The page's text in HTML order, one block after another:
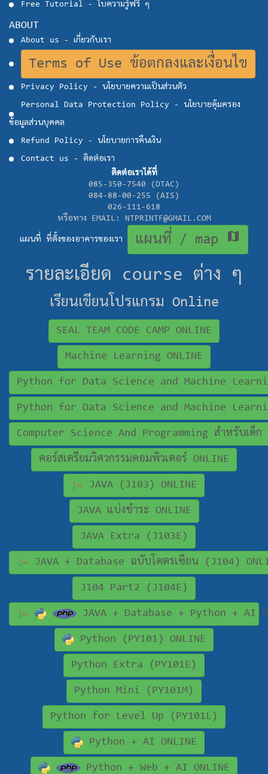
Free Tutorial - ใบความรู้ฟรี ๆ
ABOUT
About us - เกี่ยวกับเรา
Terms of Use ข้อตกลงและเงื่อนไข
Privacy Policy - นโยบายความเป็นส่วนตัว
Personal Data Protection Policy - นโยบายคุ้มครอง
ข้อมูลส่วนบุคคล
Refund Policy - นโยบายการคืนเงิน
Contact us - ติดต่อเรา
ติดต่อเราได้ที่
085-350-7540 (DTAC)
084-88-00-255 (AIS)
026-111-618
หรือทาง EMAIL: NTPRINTF@GMAIL.COM
แผนที่ ที่ตั้งของอาคารของเรา แผนที่ / map map
รายละเอียด course ต่าง ๆ
เรียนเขียนโปรแกรม Online
SEAL TEAM CODE CAMP ONLINE
Machine Learning ONLINE
Python for Data Science and Machine
Python for Data Science and Machine
Computer Science And Programming สำหรับเด็ก
คอร์สเตรียมวิศวกรรมคอมพิวเตอร์ ONLINE
JAVA (J103) ONLINE
JAVA แบ่งชำระ ONLINE
JAVA Extra (J103E)
JAVA + Database ฉบับโคตรเซียน (J104)
J104 Part2 (J104E)
JAVA + Database + Python + AI
Python (PY101) ONLINE
Python Extra (PY101E)
Python Mini (PY101M)
Python for Level Up (PY101L)
Python + AI ONLINE
Python + Web + AI ONLINE